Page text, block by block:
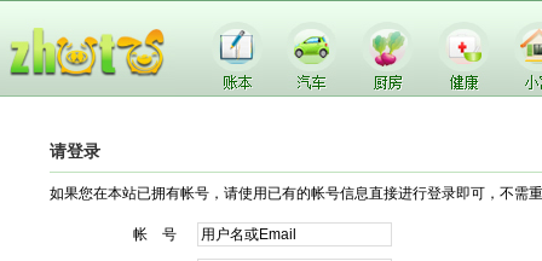
请登录
如果您在本站已拥有帐号，请使用已有的帐号信息直接进行登录即可，不需
帐 号